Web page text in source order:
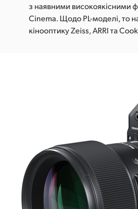
з наявними високоякісними
Cinema. Щодо PL-моделі, то
кінооптику Zeiss, ARRI та